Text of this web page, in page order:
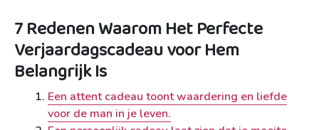
7 Redenen Waarom Het Perfecte
Verjaardagscadeau voor Hem
Belangrijk Is
Een attent cadeau toont waardering en liefde
voor de man in je leven.